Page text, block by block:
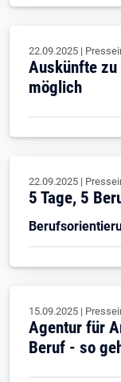
22.09.2025 |
Auskünfte zu
möglich
22.09.2025 |
5 Tage, 5
15.09.2025 |
Agentur für
Beruf - so